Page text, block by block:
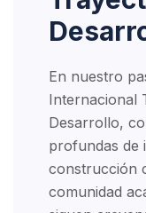
En nuestro
Internacional
Desarrollo,
profundas de
construcción
comunidad